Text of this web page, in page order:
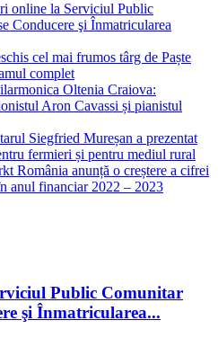
online la Serviciul Public
Conducere şi Înmatricularea
cel mai frumos târg de Paște
complet
Oltenia Craiova:
Aron Cavassi și pianistul
Siegfried Mureșan a prezentat
fermieri și pentru mediul rural
România anunță o creștere a cifrei
anul financiar 2022 – 2023
Public Comunitar
şi Înmatricularea...